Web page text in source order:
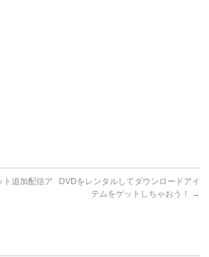
ト追加配信ア
DVDをレンタルしてダウンロードアイ
テムをゲットしちゃおう！
→